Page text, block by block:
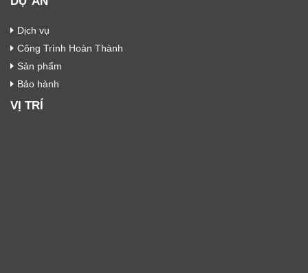
Dịch vụ
Công Trình Hoàn Thành
Sản phẩm
Bảo hành
VỊ TRÍ